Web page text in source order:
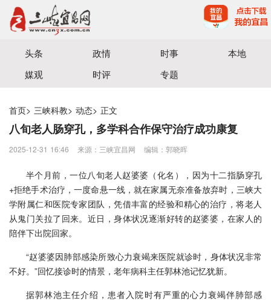
宜昌三峡融媒体中心主办
头条 政情 时事
本地
媒观
时评 专题
首页> 三峡科教> 动态> 正文
八旬老人肠穿孔，多学科合作保守治疗成功康复
2025-12-31 16:46 来源：三峡宜昌网 编辑：郭晓晖
半个月前，一位八旬老人赵婆婆（化名），因为十二指肠穿孔
+拒绝手术治疗，一度命悬一线，就在家属无奈准备放弃时，三峡大
学附属仁和医院专家团队，凭借丰富的经验和精心的治疗，将老人
从鬼门关拉了回来。近日，身体状况逐渐好转的赵婆婆，在家人的
陪伴下出院回家。
“赵婆婆因肺部感染所致心力衰竭来医院就诊时，身体状况非常
不好。”回忆接诊时的情景，老年病科主任郭林池记忆犹新。
据郭林池主任介绍，患者入院时有严重的心力衰竭伴肺部感